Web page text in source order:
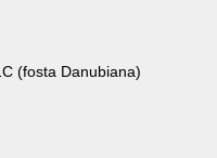
(fosta Danubiana)